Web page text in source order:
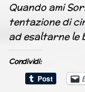
Quando ami
tentazione di
ad esaltarne le
Condividi: